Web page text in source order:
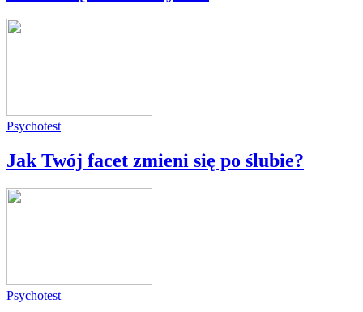
Psychotest
Jak Twój facet zmieni się po ślubie?
Psychotest